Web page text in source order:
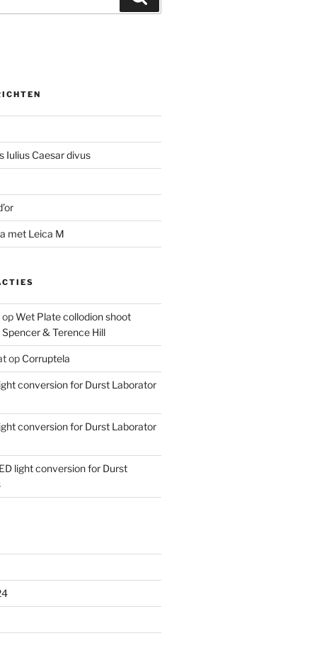
Iulius Caesar divus
met Leica M
opWet Plate collodion shoot
& Terence Hill
op Corruptela
conversion for Durst Laborator
conversion for Durst Laborator
light conversion for Durst